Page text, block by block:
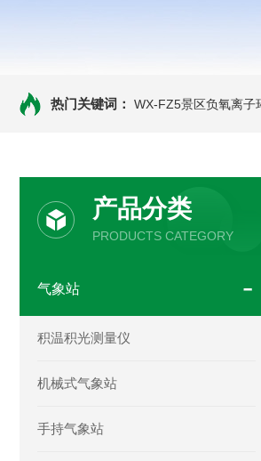
热门关键词： WX-FZ5景区负氧离子
产品分类
PRODUCTS CATEGORY
气象站
积温积光测量仪
机械式气象站
手持气象站